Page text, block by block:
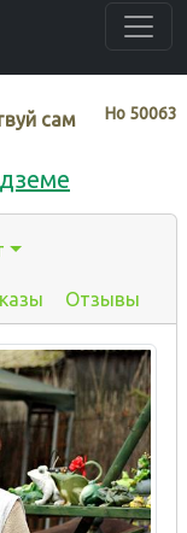
Нo 50063
сам
Отзывы